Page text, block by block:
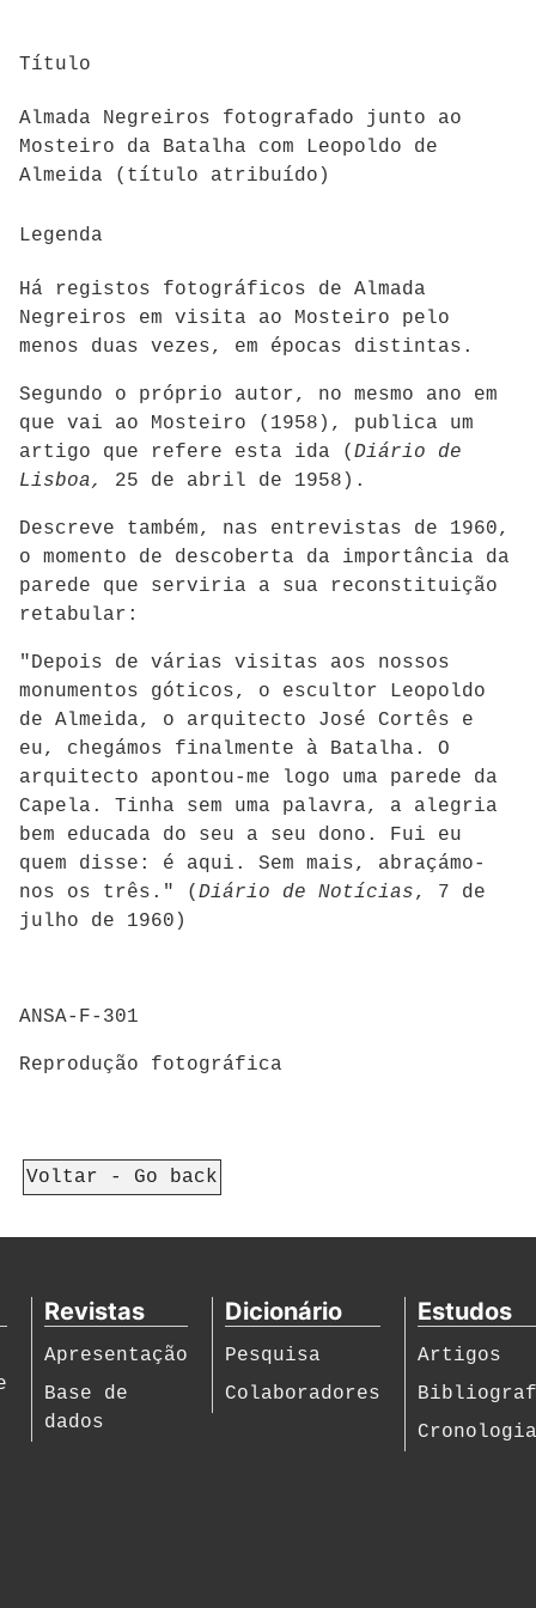
Título
Almada Negreiros fotografado junto ao
Mosteiro da Batalha com Leopoldo de
Almeida (título atribuído)
Legenda
Há registos fotográficos de Almada
Negreiros em visita ao Mosteiro pelo
menos duas vezes, em épocas distintas.
Segundo o próprio autor, no mesmo ano em
que vai ao Mosteiro (1958), publica um
artigo que refere esta ida ( Diário de
Lisboa, 25 de abril de 1958).
Descreve também, nas entrevistas de 1960,
o momento de descoberta da importância da
parede que serviria a sua reconstituição
retabular:
"Depois de várias visitas aos nossos
monumentos góticos, o escultor Leopoldo
de Almeida, o arquitecto José Cortês e
eu, chegámos finalmente à Batalha. O
arquitecto apontou-me logo uma parede da
Capela. Tinha sem uma palavra, a alegria
bem educada do seu a seu dono. Fui eu
quem disse: é aqui. Sem mais, abraçámo-
nos os três." ( Diário de Notícias, 7 de
julho de 1960)
ANSA-F-301
Reprodução fotográfica
Voltar - Go back
Revistas
Apresentação
Base de
dados
Dicionário
Pesquisa
Colaboradores
Estudos
Artigos